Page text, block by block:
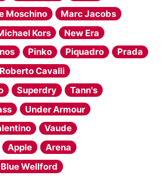
Moschino
Marc Jacobs
Kors
New Era
Pinko Piquadro
Prada
Roberto Cavalli
Superdry
Tann's
Under Armour
Vaude
Apple
Arena
Blue Wellford